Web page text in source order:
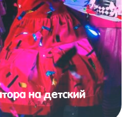
на детский